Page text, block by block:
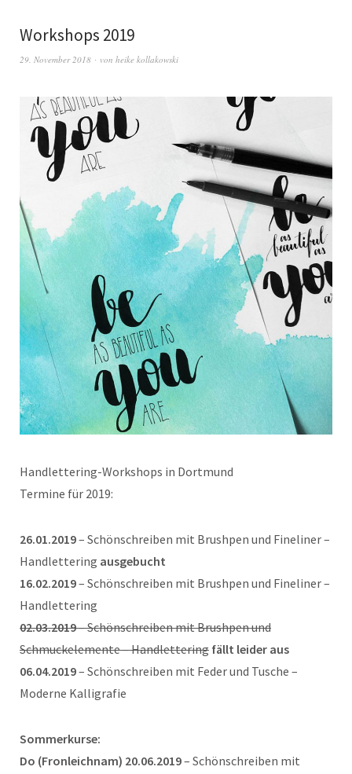
Workshops 2019
29. November 2018 von heike kollakowski
Handlettering-Workshops in Dortmund
Termine für 2019:
26.01.2019– Schönschreiben mit Brushpen und Fineliner –
Handlettering ausgebucht
16.02.2019– Schönschreiben mit Brushpen und Fineliner –
Handlettering
02.03.2019– Schönschreiben mit Brushpen und
Schmuckelemente – Handlettering fällt leider aus
06.04.2019– Schönschreiben mit Feder und Tusche –
Moderne Kalligrafie
Sommerkurse:
Do (Fronleichnam) 20.06.2019– Schönschreiben mit